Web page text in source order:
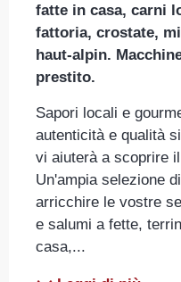
fatte in casa, carni
fattoria, crostate,
haut-alpin.
prestito.
Sapori locali e
autenticità e qualità
vi aiuterà a scoprire
Un'ampia selezione
arricchire le vostre
e salumi a fette,
casa,...